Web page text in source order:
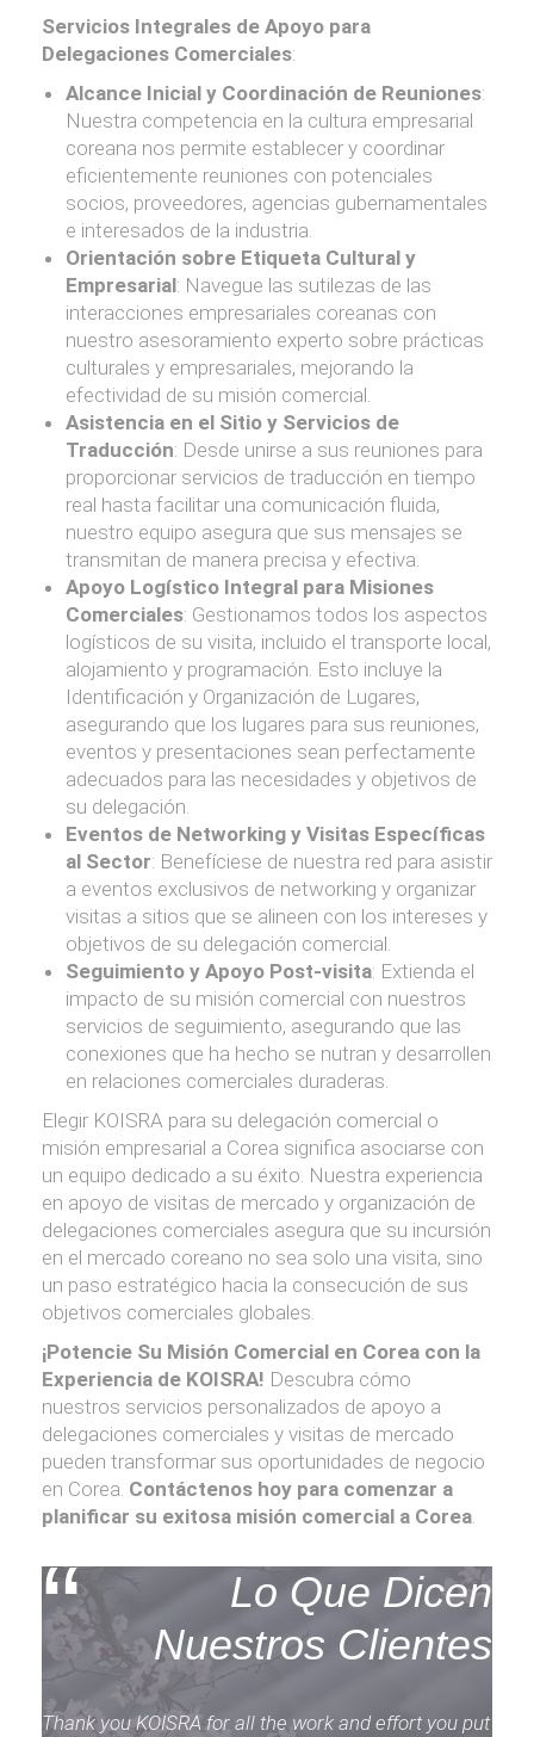
Servicios Integrales de Apoyo para
Delegaciones Comerciales:
Alcance Inicial y Coordinación de Reuniones:
Nuestra competencia en la cultura empresarial
coreana nos permite establecer y coordinar
eficientemente reuniones con potenciales
socios, proveedores, agencias gubernamentales
e interesados de la industria.
Orientación sobre Etiqueta Cultural y
Empresarial: Navegue las sutilezas de las
interacciones empresariales coreanas con
nuestro asesoramiento experto sobre prácticas
culturales y empresariales, mejorando la
efectividad de su misión comercial.
Asistencia en el Sitio y Servicios de
Traducción: Desde unirse a sus reuniones para
proporcionar servicios de traducción en tiempo
real hasta facilitar una comunicación fluida,
nuestro equipo asegura que sus mensajes se
transmitan de manera precisa y efectiva.
Apoyo Logístico Integral para Misiones
Comerciales: Gestionamos todos los aspectos
logísticos de su visita, incluido el transporte local,
alojamiento y programación. Esto incluye la
Identificación y Organización de Lugares,
asegurando que los lugares para sus reuniones,
eventos y presentaciones sean perfectamente
adecuados para las necesidades y objetivos de
su delegación.
Eventos de Networking y Visitas Específicas
al Sector: Benefíciese de nuestra red para asistir
a eventos exclusivos de networking y organizar
visitas a sitios que se alineen con los intereses y
objetivos de su delegación comercial.
Seguimiento y Apoyo Post-visita: Extienda el
impacto de su misión comercial con nuestros
servicios de seguimiento, asegurando que las
conexiones que ha hecho se nutran y desarrollen
en relaciones comerciales duraderas.
Elegir KOISRA para su delegación comercial o
misión empresarial a Corea significa asociarse con
un equipo dedicado a su éxito. Nuestra experiencia
en apoyo de visitas de mercado y organización de
delegaciones comerciales asegura que su incursión
en el mercado coreano no sea solo una visita, sino
un paso estratégico hacia la consecución de sus
objetivos comerciales globales.
¡Potencie Su Misión Comercial en Corea con la
Experiencia de KOISRA! Descubra cómo
nuestros servicios personalizados de apoyo a
delegaciones comerciales y visitas de mercado
pueden transformar sus oportunidades de negocio
en Corea. Contáctenos hoy para comenzar a
planificar su exitosa misión comercial a Corea.
“
Lo Que Dicen
Nuestros Clientes
Thank you KOISRA for all the work and effort you put